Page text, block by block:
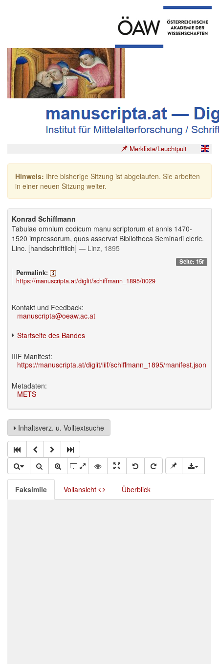
Merkliste/Leuchtpult
Hinweis: Ihre bisherige Sitzung ist abgelaufen. Sie arbeiten
in einer neuen Sitzung weiter.
Konrad Schiffmann
Tabulae omnium codicum manu scriptorum et annis 1470-
1520 impressorum, quos asservat Bibliotheca Seminarii cleric.
Linc. [handschriftlich] — Linz, 1895
Seite: 15r
Permalink:
https://manuscripta.at/diglit/schiffmann_1895/0029
Kontakt und Feedback:
manuscripta@oeaw.ac.at
Startseite des Bandes
IIIF Manifest:
https://manuscripta.at/diglit/iiif/schiffmann_1895/manifest.json
Metadaten:
METS
Inhaltsverz. u. Volltextsuche
Faksimile Vollansicht Überblick